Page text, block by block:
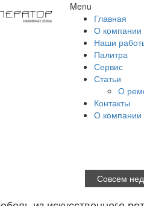
Menu
Главная
О компании
Наши
Палитра
Сервис
Статьи
О
Контакты
О компании
Совсем